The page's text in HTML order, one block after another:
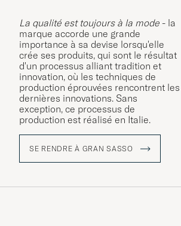
La qualité est toujours à la mode - la
marque accorde une grande
importance à sa devise lorsqu'elle
crée ses produits, qui sont le résultat
d'un processus alliant tradition et
innovation, où les techniques de
production éprouvées rencontrent les
dernières innovations. Sans
exception, ce processus de
production est réalisé en Italie.
SE RENDRE À GRAN SASSO